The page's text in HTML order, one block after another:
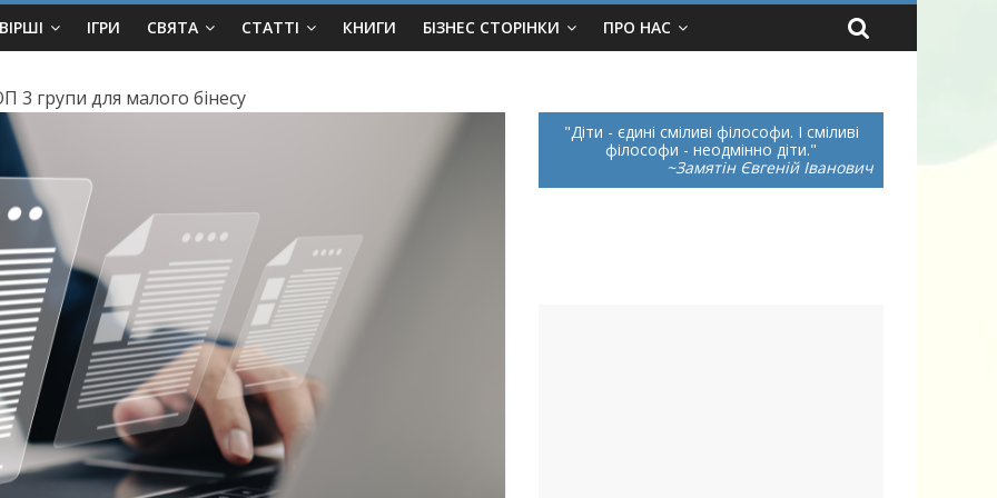
ВІРШІ ІГРИ СВЯТА СТАТТІ КНИГИ БІЗНЕС СТОРІНКИ ПРО НАС
3 групи для малого бінесу
Діти - єдині сміливі філософи. І сміливі
філософи - неодмінно діти.
~Замятін Євгеній Іванович